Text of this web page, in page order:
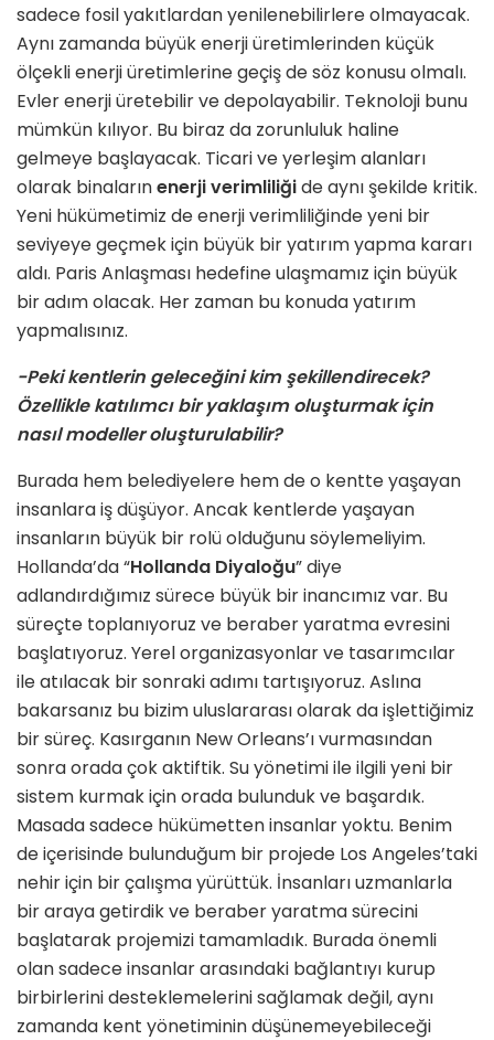
sadece fosil yakıtlardan yenilenebilirlere olmayacak.
Aynı zamanda büyük enerji üretimlerinden küçük
ölçekli enerji üretimlerine geçiş de söz konusu olmalı.
Evler enerji üretebilir ve depolayabilir. Teknoloji bunu
mümkün kılıyor. Bu biraz da zorunluluk haline
gelmeye başlayacak. Ticari ve yerleşim alanları
olarak binalarınenerji verimliliğide aynı şekilde kritik.
Yeni hükümetimiz de enerji verimliliğinde yeni bir
seviyeye geçmek için büyük bir yatırım yapma kararı
aldı. Paris Anlaşması hedefine ulaşmamız için büyük
bir adım olacak. Her zaman bu konuda yatırım
yapmalısınız.
-Peki kentlerin geleceğini kim şekillendirecek?
Özellikle katılımcı bir yaklaşım oluşturmak için
nasıl modeller oluşturulabilir?
Burada hem belediyelere hem de o kentte yaşayan
insanlara iş düşüyor. Ancak kentlerde yaşayan
insanların büyük bir rolü olduğunu söylemeliyim.
Hollanda’da “Hollanda Diyaloğu” diye
adlandırdığımız sürece büyük bir inancımız var. Bu
süreçte toplanıyoruz ve beraber yaratma evresini
başlatıyoruz. Yerel organizasyonlar ve tasarımcılar
ile atılacak bir sonraki adımı tartışıyoruz. Aslına
bakarsanız bu bizim uluslararası olarak da işlettiğimiz
bir süreç. Kasırganın New Orleans’ı vurmasından
sonra orada çok aktiftik. Su yönetimi ile ilgili yeni bir
sistem kurmak için orada bulunduk ve başardık.
Masada sadece hükümetten insanlar yoktu. Benim
de içerisinde bulunduğum bir projede Los Angeles’taki
nehir için bir çalışma yürüttük. İnsanları uzmanlarla
bir araya getirdik ve beraber yaratma sürecini
başlatarak projemizi tamamladık. Burada önemli
olan sadece insanlar arasındaki bağlantıyı kurup
birbirlerini desteklemelerini sağlamak değil, aynı
zamanda kent yönetiminin düşünemeyebileceği